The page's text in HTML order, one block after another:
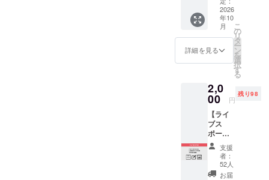
ホ用の
壁紙
（画像
デー
タ）で
す。 ご
登録い
たメー
ルアド
レスに
送付致
しま
す。限
定の活
動報告
ブログ
にご招
2026
年10
月
詳細を見る
こ
の
リ
タ
ー
ン
を
選
択
す
る
2,0
00 円
残り98
【ライ
ブス
ポーツ
タオ
ル】 ワ
コンピ3
のオリ
支援
者：
52人
お届